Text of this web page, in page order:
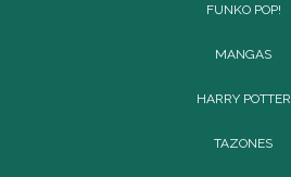
FUNKO POP!
MANGAS
HARRY POTTER
TAZONES